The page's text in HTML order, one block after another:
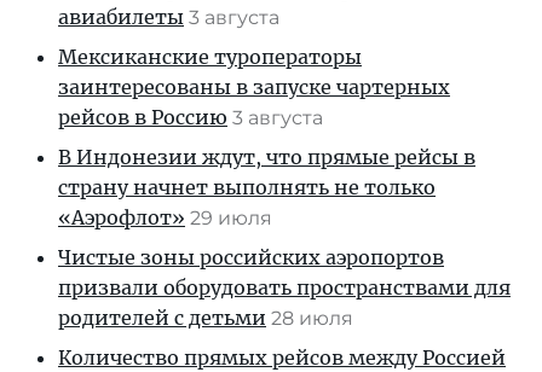
авиабилеты 3 августа
Мексиканские туроператоры
заинтересованы в запуске чартерных
рейсов в Россию 3 августа
В Индонезии ждут, что прямые рейсы в
страну начнет выполнять не только
«Аэрофлот» 29 июля
Чистые зоны российских аэропортов
призвали оборудовать пространствами для
родителей с детьми 28 июля
Количество прямых рейсов между Россией